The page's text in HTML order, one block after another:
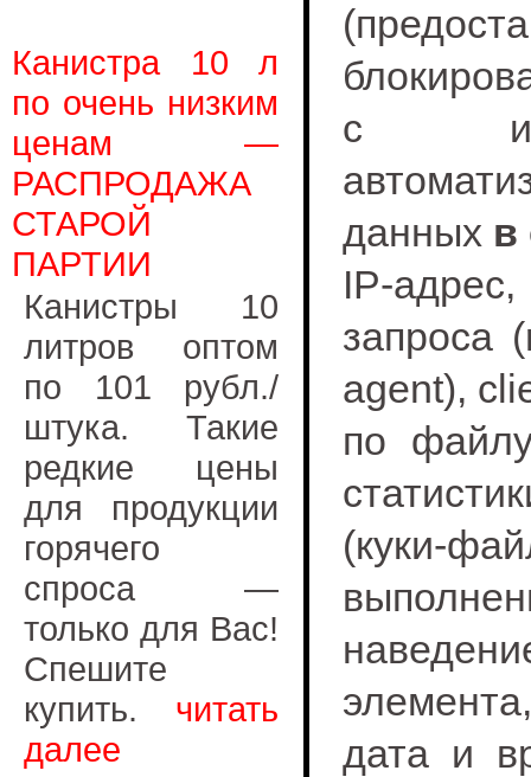
Канистра 10 л
по очень низким
ценам —
РАСПРОДАЖА
СТАРОЙ
ПАРТИИ
Канистры 10
литров оптом
по 101 рубл./
штука. Такие
редкие цены
для продукции
горячего
спроса —
только для Вас!
Спешите
купить. читать
далее
с
данных в
IP-
запроса
agent),
по
дата и